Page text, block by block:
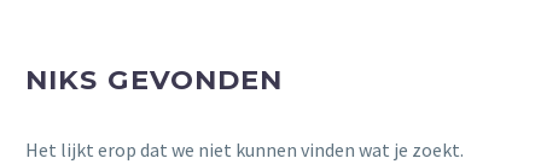
NIKS GEVONDEN
Het lijkt erop dat we niet kunnen vinden wat je zoekt.